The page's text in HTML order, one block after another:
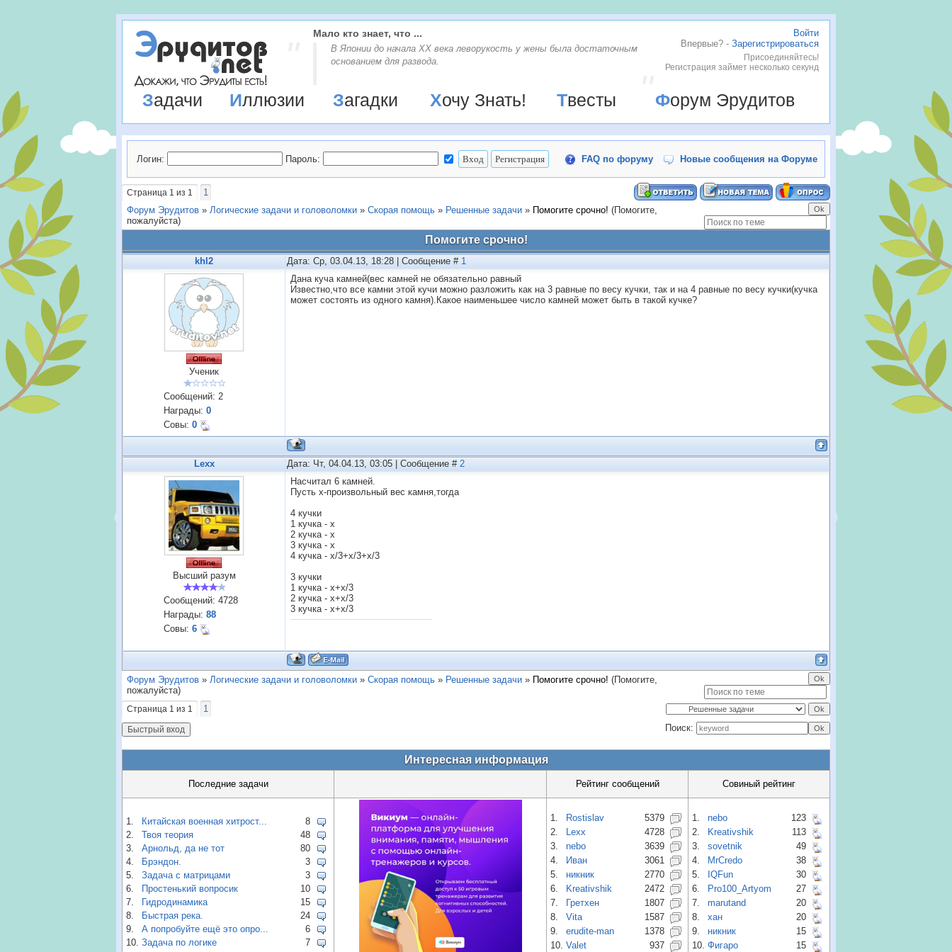
Войти
Впервые? - Зарегистрироваться
Присоединяйтесь!
Регистрация займет несколько секунд
Мало кто знает, что ...
В Японии до начала XX века леворукость у жены была достаточным
основанием для развода.
Задачи Иллюзии Загадки Хочу Знать! Твесты Форум Эрудитов
Логин: Пароль: FAQ по форуму Новые сообщения на Форуме
Страница 1 из 1
1
Форум Эрудитов » Логические задачи и головоломки » Скорая помощь » Решенные задачи » Помогите срочно! (Помогите,
пожалуйста)
Помогите срочно!
khl2 Дата: Ср, 03.04.13, 18:28 | Сообщение # 1
Ученик
Сообщений: 2
Награды: 0
Совы: 0
Дана куча камней(вес камней не обязательно равный
Известно,что все камни этой кучи можно разложить как на 3 равные по весу кучки, так и на 4 равные по весу кучки(кучка
может состоять из одного камня).Какое наименьшее число камней может быть в такой кучке?
Lexx Дата: Чт, 04.04.13, 03:05 | Сообщение # 2
Высший разум
Сообщений: 4728
Награды: 88
Совы: 6
Насчитал 6 камней.
Пусть x-произвольный вес камня,тогда
4 кучки
1 кучка - x
2 кучка - x
3 кучка - x
4 кучка - x/3+x/3+x/3
3 кучки
1 кучка - x+x/3
2 кучка - x+x/3
3 кучка - x+x/3
Форум Эрудитов » Логические задачи и головоломки » Скорая помощь » Решенные задачи » Помогите срочно! (Помогите,
пожалуйста)
Страница 1 из 1
1
Поиск:
Интересная информация
Последние задачи Рейтинг сообщений Совиный рейтинг
1. Китайская военная хитрост...
8
2.
Твоя теория
48
3.
Арнольд, да не тот
80
4.
Брэндон.
3
5.
Задача с матрицами
3
6.
Простенький вопросик
10
7.
Гидродинамика
15
8.
Быстрая река.
24
9.
А попробуйте ещё это опро...
6
10. Задача по логике 7
1. Rostislav
5379
2.
Lexx
4728
3.
nebo
3639
4.
Иван
3061
5.
никник
2770
6.
Kreativshik
2472
7.
Гретхен
1807
8.
Vita
1587
9.
erudite-man
1378
10. Valet 937
1. nebo
123
2.
Kreativshik
113
3.
sovetnik
49
4.
MrCredo
38
5.
IQFun
30
6.
Pro100_Artyom
27
7.
marutand
20
8.
хан
20
9.
никник
15
10. Фигаро 15